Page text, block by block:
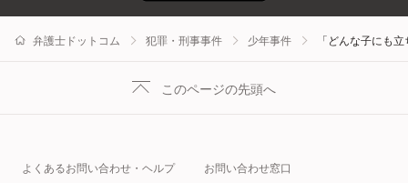
弁護士ドットコム 犯罪・刑事事件 少年事件 「どんな子にも
このページの先頭へ
よくあるお問い合わせ・ヘルプ お問い合わせ窓口